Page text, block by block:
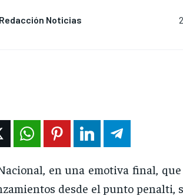
Redacción Noticias
en una emotiva final,
desde el punto penalti,